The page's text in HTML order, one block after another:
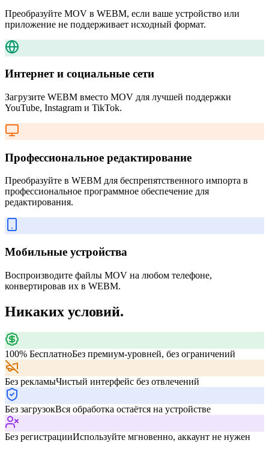
Преобразуйте MOV в WEBM, если ваше устройство или
приложение не поддерживает исходный формат.
Интернет и социальные сети
Загрузите WEBM вместо MOV для лучшей поддержки
YouTube, Instagram и TikTok.
Профессиональное редактирование
Преобразуйте в WEBM для беспрепятственного импорта в
профессиональное программное обеспечение для
редактирования.
Мобильные устройства
Воспроизводите файлы MOV на любом телефоне,
конвертировав их в WEBM.
Никаких условий.
100% БесплатноБез премиум-уровней, без ограничений
Без рекламыЧистый интерфейс без отвлечений
Без загрузокВся обработка остаётся на устройстве
Без регистрацииИспользуйте мгновенно, аккаунт не нужен